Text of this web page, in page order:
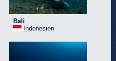
Bali
Indonesien